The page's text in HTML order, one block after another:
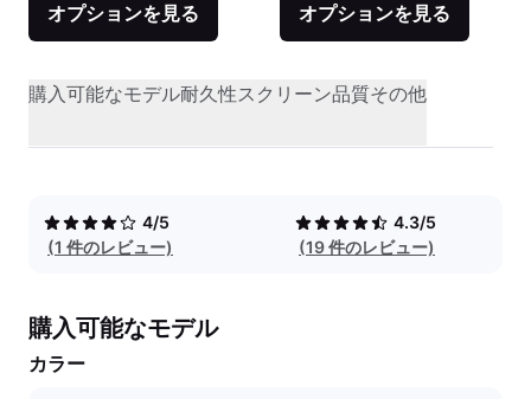
オプションを見る オプションを見る
購入可能なモデル耐久性スクリーン品質その他
4/5
(1 件のレビュー)
4.3/5
(19 件のレビュー)
購入可能なモデル
カラー